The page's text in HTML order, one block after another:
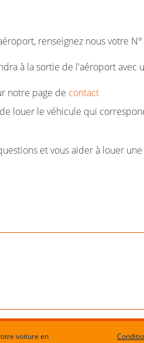
renseignez nous votre
à la sortie de l'aéroport avec
notre page de contact
louer le véhicule qui
et vous aider à louer
voiture en